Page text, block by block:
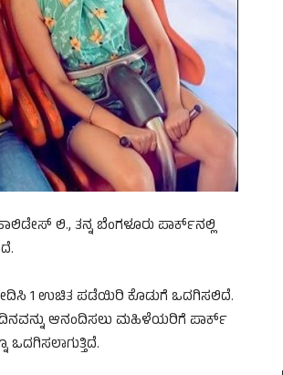
ಲಿ., ತನ್ನ ಬೆಂಗಳೂರು ಪಾರ್ಕ್‌ನಲ್ಲಿ
1 ಉಚಿತ ಪಡೆಯಿರಿ ಕೊಡುಗೆ ಒದಗಿಸಲಿದೆ.
ಆನಂದಿಸಲು ಮಹಿಳೆಯರಿಗೆ ಪಾರ್ಕ್
ಒದಗಿಸಲಾಗುತ್ತಿದೆ.